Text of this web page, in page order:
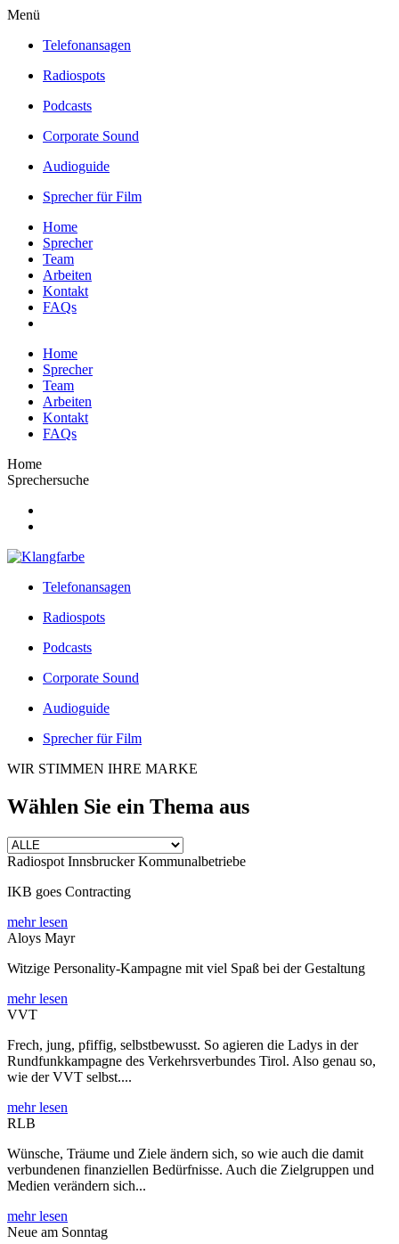
Menü
Telefonansagen
Radiospots
Podcasts
Corporate Sound
Audioguide
Sprecher für Film
Home
Sprecher
Team
Arbeiten
Kontakt
FAQs
Home
Sprecher
Team
Arbeiten
Kontakt
FAQs
Home
Sprechersuche
Telefonansagen
Radiospots
Podcasts
Corporate Sound
Audioguide
Sprecher für Film
WIR STIMMEN IHRE MARKE
Wählen Sie ein Thema aus
Radiospot Innsbrucker Kommunalbetriebe
IKB goes Contracting
mehr lesen
Aloys Mayr
Witzige Personality-Kampagne mit viel Spaß bei der Gestaltung
mehr lesen
VVT
Frech, jung, pfiffig, selbstbewusst. So agieren die Ladys in der
Rundfunkkampagne des Verkehrsverbundes Tirol. Also genau so,
wie der VVT selbst....
mehr lesen
RLB
Wünsche, Träume und Ziele ändern sich, so wie auch die damit
verbundenen finanziellen Bedürfnisse. Auch die Zielgruppen und
Medien verändern sich...
mehr lesen
Neue am Sonntag